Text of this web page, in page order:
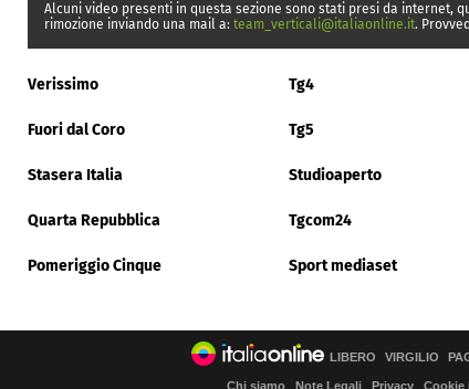
Alcuni video presenti in questa sezione sono stati presi da internet,
rimozione inviando una mail a: team_verticali@italiaonline.it.
Verissimo Tg4
Fuori dal Coro Tg5
Stasera Italia Studioaperto
Quarta Repubblica Tgcom24
Pomeriggio Cinque Sport mediaset
LIBERO VIRGILIO
Chi siamo Note Legali Privacy Cookie